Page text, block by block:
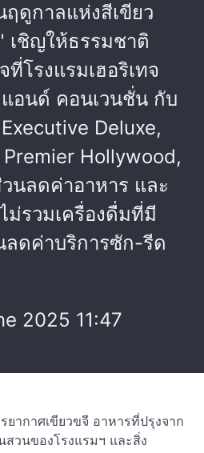
ดูกาลแห่งสีเขียว
เชิญให้ธรรมชาติ
โรงแรมเฮอริเทจ
แอนด์ คอนเวนชั่น กับ
Deluxe,
Hollywood,
นลดค่าอาหาร และ
ม่รวมเครื่องดื่มที่มี
ดค่าบริการซัก-รีด
2025 11:47
ากาศเขียวขจี อาหารที่ปรุงจาก
วนของโรงแรมฯ และสิ่ง